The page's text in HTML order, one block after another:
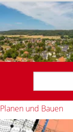
Planen und Bauen